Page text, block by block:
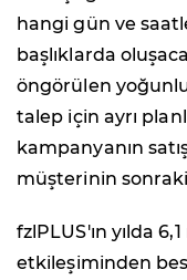
hangi gün ve
başlıklarda
öngörülen
talep için ayrı
kampanyanın
müşterinin
fzlPLUS'ın yılda
etkileşiminden